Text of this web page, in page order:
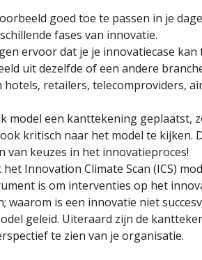
goed toe te passen in je
fases van innovatie.
ervoor dat je je innovatiecase
uit dezelfde of een andere
retailers, telecomproviders,
model een kanttekening geplaatst,
kritisch naar het model te kijken.
van keuzes in het innovatieproces!
Innovation Climate Scan (ICS)
is om interventies op het
waarom is een innovatie niet
geleid. Uiteraard zijn de
te zien van je organisatie.